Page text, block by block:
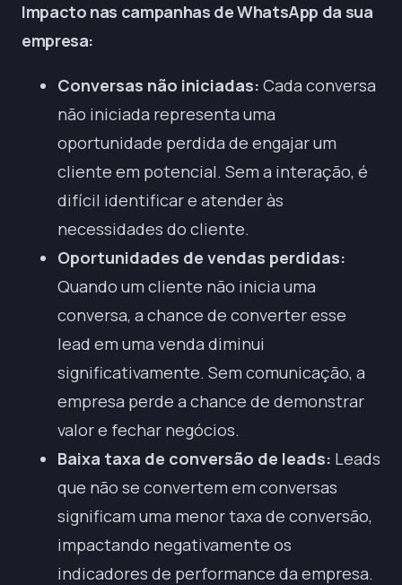
Impacto nas campanhas de WhatsApp da sua
empresa:
Conversas não iniciadas: Cada conversa
não iniciada representa uma
oportunidade perdida de engajar um
cliente em potencial. Sem a interação, é
difícil identificar e atender às
necessidades do cliente.
Oportunidades de vendas perdidas:
Quando um cliente não inicia uma
conversa, a chance de converter esse
lead em uma venda diminui
significativamente. Sem comunicação, a
empresa perde a chance de demonstrar
valor e fechar negócios.
Baixa taxa de conversão de leads: Leads
que não se convertem em conversas
significam uma menor taxa de conversão,
impactando negativamente os
indicadores de performance da empresa.